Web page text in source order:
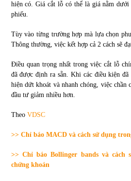
hiện có. Giá cắt lỗ có thể là giá nằm
phiếu.
Tùy vào từng trường hợp mà lựa chọn
Thông thường, việc kết hợp cả 2 cách sẽ
Điều quan trọng nhất trong việc cắt lỗ
đã được định ra sẵn. Khi các điều kiện
hiện dứt khoát và nhanh chóng, việc chần
đầu tư giảm nhiều hơn.
Theo VDSC
>> Chỉ báo MACD và cách sử dụng
>> Chỉ báo Bollinger bands và cách
chứng khoán